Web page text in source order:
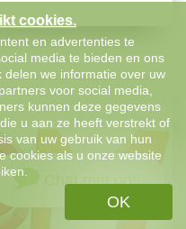
Chat met ons
cookies.
en advertenties te
media te bieden en ons
we informatie over uw
voor social media,
kunnen deze gegevens
u aan ze heeft verstrekt of
van uw gebruik van hun
cookies als u onze website
OK